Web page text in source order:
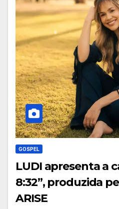
GOSPEL
LUDI apresenta a
8:32”, produzida
ARISE